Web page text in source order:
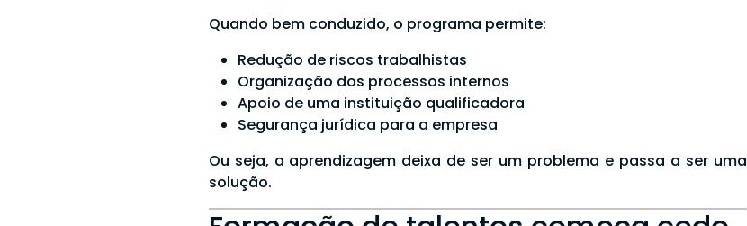
Quando bem conduzido, o programa permite:
Redução de riscos trabalhistas
Organização dos processos internos
Apoio de uma instituição qualificadora
Segurança jurídica para a empresa
Ou seja, a aprendizagem deixa de ser um problema e passa a ser uma
solução.